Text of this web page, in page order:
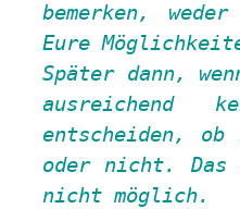
bemerken,
Eure
Später dann,
ausreichend
entscheiden,
oder nicht.
nicht möglich.